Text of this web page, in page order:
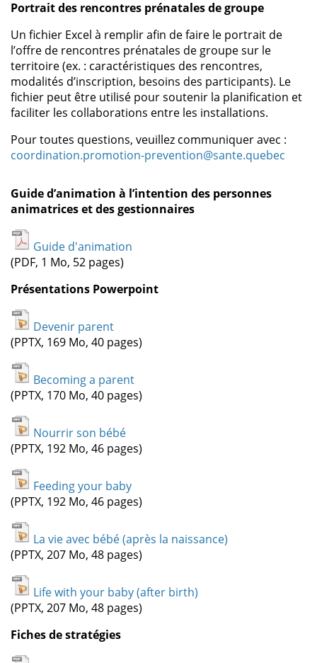
Portrait des rencontres prénatales de groupe
Un fichier Excel à remplir afin de faire le portrait de
l’offre de rencontres prénatales de groupe sur le
territoire (ex. : caractéristiques des rencontres,
modalités d’inscription, besoins des participants). Le
fichier peut être utilisé pour soutenir la planification et
faciliter les collaborations entre les installations.
Pour toutes questions, veuillez communiquer avec :
coordination.promotion-prevention@sante.quebec
Guide d’animation à l’intention des personnes
animatrices et des gestionnaires
Guide d'animation
(PDF, 1 Mo, 52 pages)
Présentations Powerpoint
Devenir parent
(PPTX, 169 Mo, 40 pages)
Becoming a parent
(PPTX, 170 Mo, 40 pages)
Nourrir son bébé
(PPTX, 192 Mo, 46 pages)
Feeding your baby
(PPTX, 192 Mo, 46 pages)
La vie avec bébé (après la naissance)
(PPTX, 207 Mo, 48 pages)
Life with your baby (after birth)
(PPTX, 207 Mo, 48 pages)
Fiches de stratégies